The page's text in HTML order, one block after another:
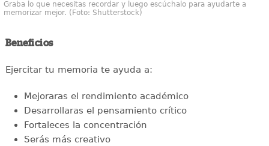
Graba lo que necesitas recordar y luego escúchalo para ayudarte a
memorizar mejor. (Foto: Shutterstock)
Beneficios
Ejercitar tu memoria te ayuda a:
Mejoraras el rendimiento académico
Desarrollaras el pensamiento crítico
Fortaleces la concentración
Serás más creativo